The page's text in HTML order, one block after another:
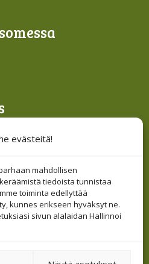
evästeitä!
mahdollisen
tiedoista tunnistaa
toiminta edellyttää
kunnes erikseen hyväksyt ne.
sivun alalaidan Hallinnoi